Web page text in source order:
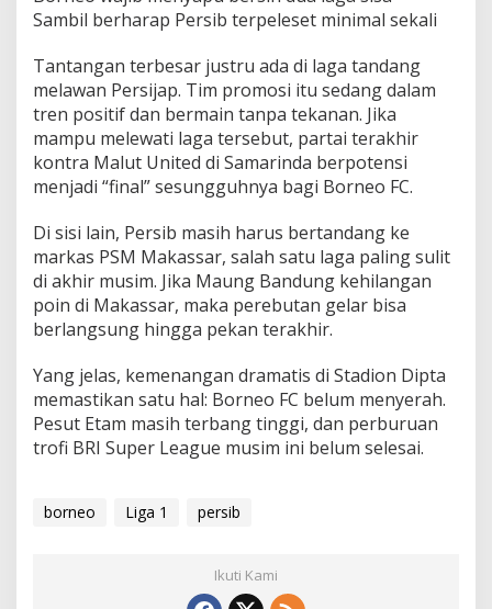
Sambil berharap Persib terpeleset minimal sekali
Tantangan terbesar justru ada di laga tandang
melawan Persijap. Tim promosi itu sedang dalam
tren positif dan bermain tanpa tekanan. Jika
mampu melewati laga tersebut, partai terakhir
kontra Malut United di Samarinda berpotensi
menjadi “final” sesungguhnya bagi Borneo FC.
Di sisi lain, Persib masih harus bertandang ke
markas PSM Makassar, salah satu laga paling sulit
di akhir musim. Jika Maung Bandung kehilangan
poin di Makassar, maka perebutan gelar bisa
berlangsung hingga pekan terakhir.
Yang jelas, kemenangan dramatis di Stadion Dipta
memastikan satu hal: Borneo FC belum menyerah.
Pesut Etam masih terbang tinggi, dan perburuan
trofi BRI Super League musim ini belum selesai.
borneo Liga 1 persib
Ikuti Kami